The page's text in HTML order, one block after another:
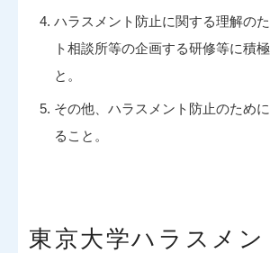
ハラスメント防止に関する理解の
ト相談所等の企画する研修等に積
と。
その他、ハラスメント防止のため
ること。
東京大学ハラスメン